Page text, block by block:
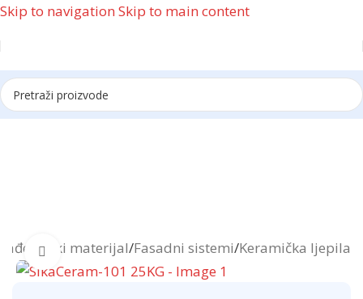
Skip to navigation Skip to main content
Reklama
materijal/Fasadni sistemi/Keramička ljepila
Click to enlarge